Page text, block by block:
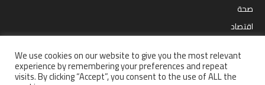
صحة
اقتصاد
ترفيهWe use cookies on our website to give you the most relevant
experience by remembering your preferences and repeat
visits. By clicking “Accept”, you consent to the use of ALL the